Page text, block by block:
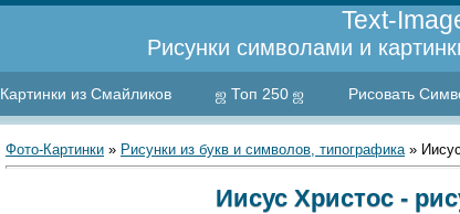
Text-
Рисунки символами и
Картинки из Смайликов ஜ Топ 250 ஜ Рисовать
Фото-Картинки » Рисунки из букв и символов, типографика»
Иисус Христос -